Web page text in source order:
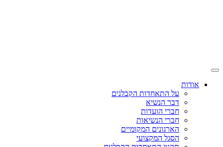
אודות
על התאחדות הקבלנים
דבר הנשיא
חברי הועדות
חברי הנשיאות
הארגונים המקומיים
הסגל המקצועי